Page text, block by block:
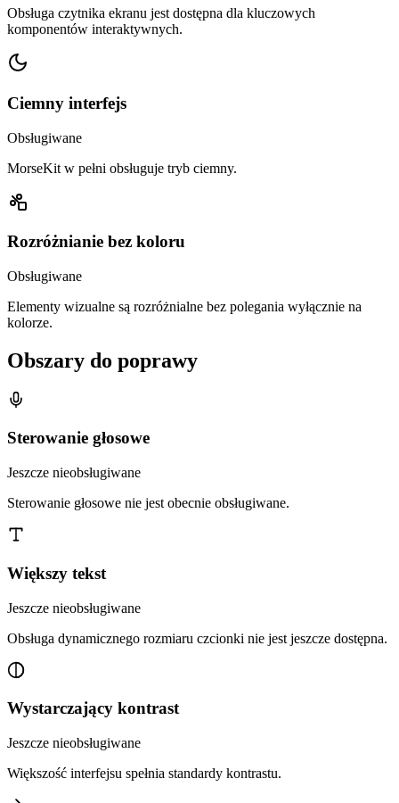
Obsługa czytnika ekranu jest dostępna dla kluczowych
komponentów interaktywnych.
Ciemny interfejs
Obsługiwane
MorseKit w pełni obsługuje tryb ciemny.
Rozróżnianie bez koloru
Obsługiwane
Elementy wizualne są rozróżnialne bez polegania wyłącznie na
kolorze.
Obszary do poprawy
Sterowanie głosowe
Jeszcze nieobsługiwane
Sterowanie głosowe nie jest obecnie obsługiwane.
Większy tekst
Jeszcze nieobsługiwane
Obsługa dynamicznego rozmiaru czcionki nie jest jeszcze dostępna.
Wystarczający kontrast
Jeszcze nieobsługiwane
Większość interfejsu spełnia standardy kontrastu.